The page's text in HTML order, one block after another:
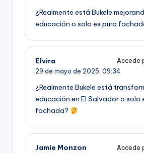
¿Realmente está Bukele
educación o solo es pura
Elvira
Accede
29 de mayo de 2025, 09:34
¿Realmente Bukele está
educación en El Salvador o solo
fachada?
Jamie Monzon
Accede